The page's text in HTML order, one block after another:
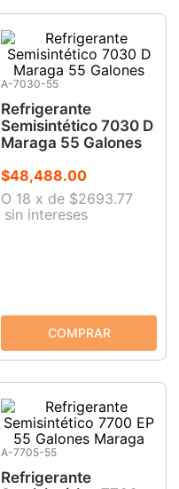
A-7030-55
Refrigerante
Semisintético 7030 D
Maraga 55 Galones
$48,488.00
O 18 x de $2693.77
sin intereses
A-7705-55
Refrigerante